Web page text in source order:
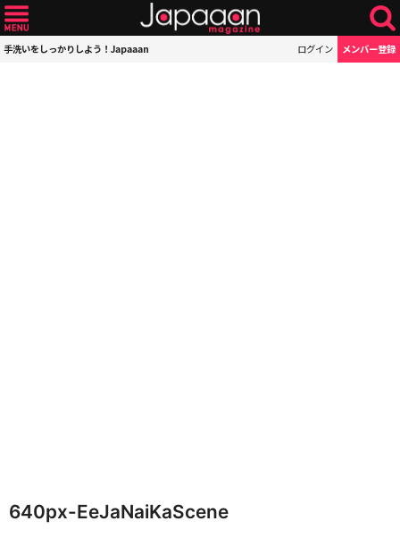
手洗いをしっかりしよう！Japaaan ログイン メンバー登録
640px-EeJaNaiKaScene